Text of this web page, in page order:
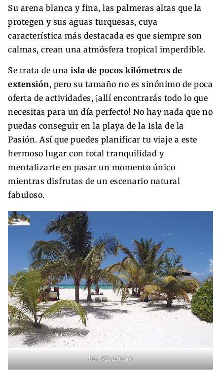
Su arena blanca y fina, las palmeras altas que la
protegen y sus aguas turquesas, cuya
característica más destacada es que siempre son
calmas, crean una atmósfera tropical imperdible.
Se trata de una isla de pocos kilómetros de
extensión, pero su tamaño no es sinónimo de poca
oferta de actividades, ¡allí encontrarás todo lo que
necesitas para un día perfecto! No hay nada que no
puedas conseguir en la playa de la Isla de la
Pasión. Así que puedes planificar tu viaje a este
hermoso lugar con total tranquilidad y
mentalizarte en pasar un momento único
mientras disfrutas de un escenario natural
fabuloso.
PorMberjano